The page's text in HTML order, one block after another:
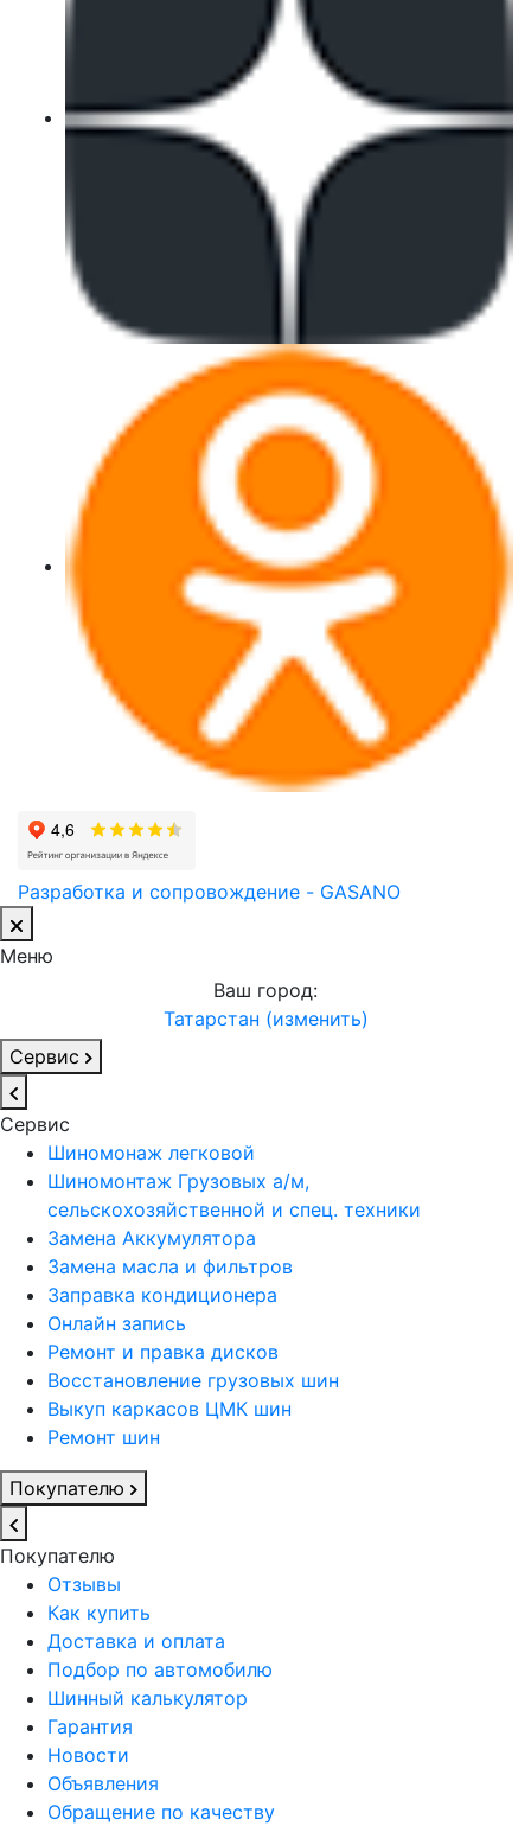
Разработка и сопровождение - GASANO
Меню
Ваш город:
Татарстан (изменить)
Сервис
Сервис
Шиномонаж легковой
Шиномонтаж Грузовых а/м,
сельскохозяйственной и спец. техники
Замена Аккумулятора
Замена масла и фильтров
Заправка кондиционера
Онлайн запись
Ремонт и правка дисков
Восстановление грузовых шин
Выкуп каркасов ЦМК шин
Ремонт шин
Покупателю
Покупателю
Отзывы
Как купить
Доставка и оплата
Подбор по автомобилю
Шинный калькулятор
Гарантия
Новости
Объявления
Обращение по качеству